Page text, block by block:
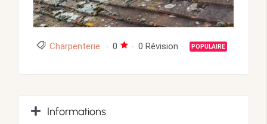
Charpenterie 0 0 Révision POPULAIRE
Informations